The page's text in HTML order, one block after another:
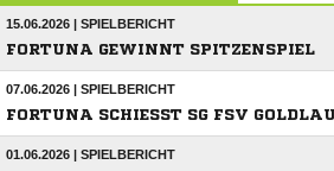
15.06.2026 | SPIELBERICHT
FORTUNA GEWINNT SPITZENSPIEL
07.06.2026 | SPIELBERICHT
FORTUNA SCHIESST SG FSV
01.06.2026 | SPIELBERICHT